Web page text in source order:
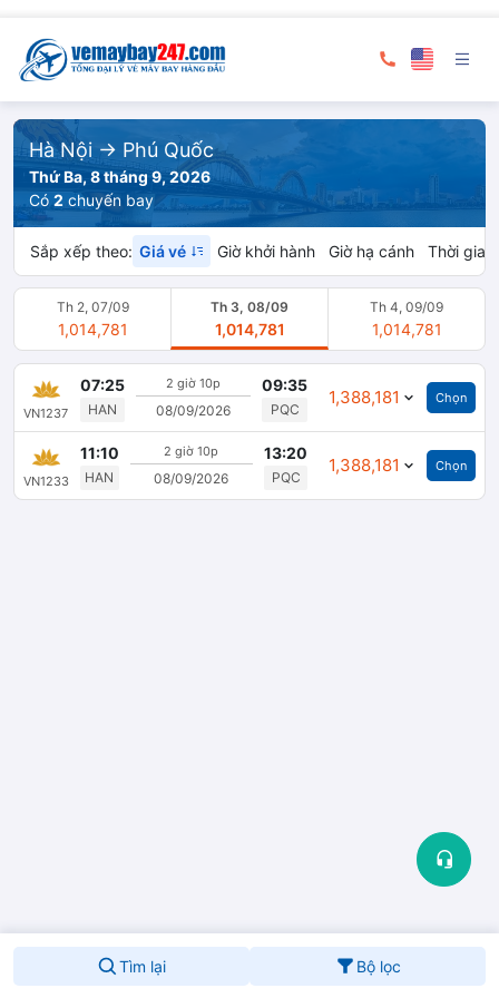
Hà Nội → Phú Quốc
Thứ Ba, 8 tháng 9, 2026
Có 2 chuyến bay
Sắp xếp theo: Giá vé Giờ khởi hành Giờ hạ cánh Thời
Th 2, 07/09
1,014,781
Th 3, 08/09
1,014,781
Th 4, 09/09
1,014,781
VN1237
07:25
HAN
2 giờ 10p
08/09/2026
09:35
PQC
1,388,181 Chọn
VN1233
11:10
HAN
2 giờ 10p
08/09/2026
13:20
PQC
1,388,181 Chọn
Tìm lại Bộ lọc